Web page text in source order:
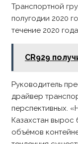
Транспортной
полугодии 2020
течение 2020
CR929
Руководитель
драйвер
перспективных.
Казахстан
объёмов